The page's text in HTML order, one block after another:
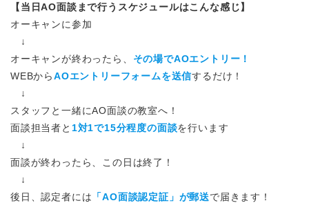
【当日AO面談まで行うスケジュールはこんな感じ】
オーキャンに参加
↓
オーキャンが終わったら、 その場でAOエントリー！
WEBからAOエントリーフォームを送信するだけ！
↓
スタッフと一緒にAO面談の教室へ！
面談担当者と 1対1で15分程度の面談を行います
↓
面談が終わったら、この日は終了！
↓
後日、認定者には 「AO面談認定証」が郵送で届きます！